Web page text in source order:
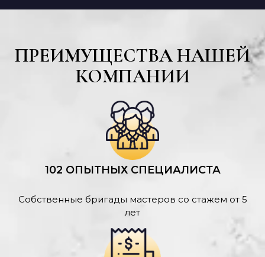
ПРЕИМУЩЕСТВА НАШЕЙ
КОМПАНИИ
102 ОПЫТНЫХ СПЕЦИАЛИСТА
Собственные бригады мастеров со стажем от 5
лет